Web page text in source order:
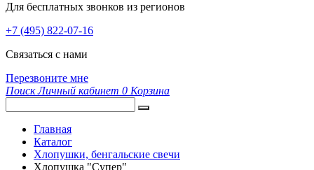
Для бесплатных звонков из регионов
+7 (495) 822-07-16
Связаться с нами
Перезвоните мне
Поиск Личный кабинет 0 Корзина
Главная
Каталог
Хлопушки, бенгальские свечи
Хлопушка "Супер"